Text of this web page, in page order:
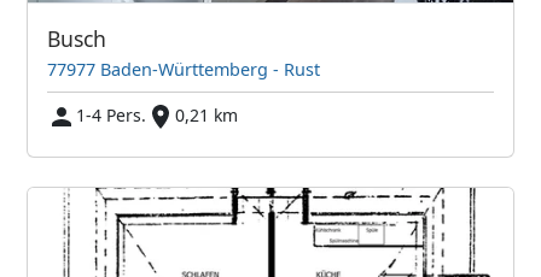
Busch
77977 Baden-Württemberg - Rust
1-4 Pers.
0,21 km